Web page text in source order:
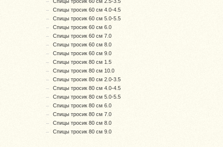
Спицы тросик 60 см 4.0-4.5
Спицы тросик 60 см 5.0-5.5
Спицы тросик 60 см 6.0
Спицы тросик 60 см 7.0
Спицы тросик 60 см 8.0
Спицы тросик 60 см 9.0
Спицы тросик 80 см 1.5
Спицы тросик 80 см 10.0
Спицы тросик 80 см 2.0-3.5
Спицы тросик 80 см 4.0-4.5
Спицы тросик 80 см 5.0-5.5
Спицы тросик 80 см 6.0
Спицы тросик 80 см 7.0
Спицы тросик 80 см 8.0
Спицы тросик 80 см 9.0